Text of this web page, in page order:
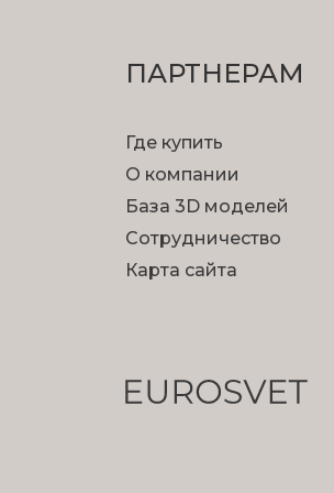
ПАРТНЕРАМ
Где купить
О компании
База 3D моделей
Сотрудничество
Карта сайта